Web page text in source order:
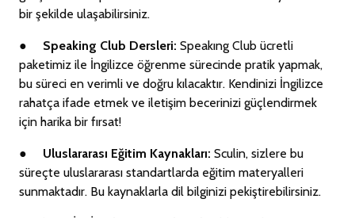
bir şekilde ulaşabilirsiniz.
● Speaking Club Dersleri: Speakıng Club ücretli
paketimiz ile İngilizce öğrenme sürecinde pratik yapmak,
bu süreci en verimli ve doğru kılacaktır. Kendinizi İngilizce
rahatça ifade etmek ve iletişim becerinizi güçlendirmek
için harika bir fırsat!
● Uluslararası Eğitim Kaynakları: Sculin, sizlere bu
süreçte uluslararası standartlarda eğitim materyalleri
sunmaktadır. Bu kaynaklarla dil bilginizi pekiştirebilirsiniz.